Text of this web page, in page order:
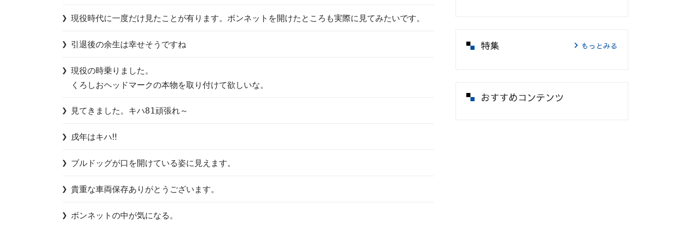
現役時代に一度だけ見たことが有ります。ボンネットを開けたところも実際に見てみたいです。
引退後の余生は幸せそうですね
現役の時乗りました。
くろしおヘッドマークの本物を取り付けて欲しいな。
見てきました。キハ81頑張れ～
戌年はキハ‼️
ブルドッグが口を開けている姿に見えます。
貴重な車両保存ありがとうございます。
特集 もっとみる
おすすめコンテンツ